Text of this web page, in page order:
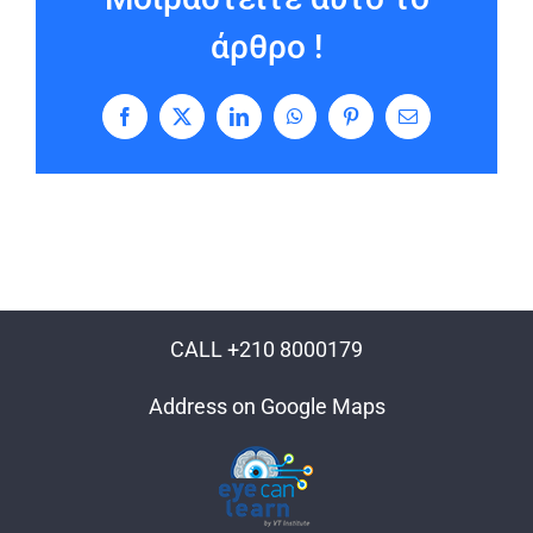
άρθρο !
Facebook
X LinkedInWhatsAppPinterestEmail
CALL +210 8000179
Address on Google Maps